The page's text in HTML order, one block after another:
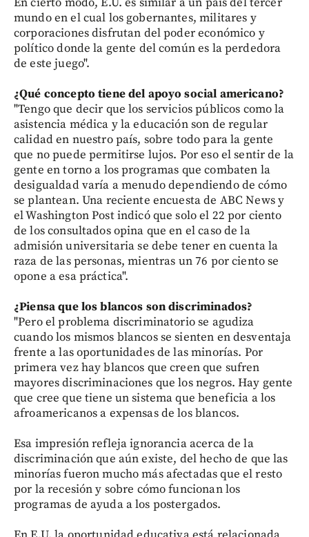
mundo en el cual los gobernantes, militares y
corporaciones disfrutan del poder económico y
político donde la gente del común es la perdedora
de este juego".
¿Qué concepto tiene del apoyo social americano?
"Tengo que decir que los servicios públicos como la
asistencia médica y la educación son de regular
calidad en nuestro país, sobre todo para la gente
que no puede permitirse lujos. Por eso el sentir de la
gente en torno a los programas que combaten la
desigualdad varía a menudo dependiendo de cómo
se plantean. Una reciente encuesta de ABC News y
el Washington Post indicó que solo el 22 por ciento
de los consultados opina que en el caso de la
admisión universitaria se debe tener en cuenta la
raza de las personas, mientras un 76 por ciento se
opone a esa práctica".
¿Piensa que los blancos son discriminados?
"Pero el problema discriminatorio se agudiza
cuando los mismos blancos se sienten en desventaja
frente a las oportunidades de las minorías. Por
primera vez hay blancos que creen que sufren
mayores discriminaciones que los negros. Hay gente
que cree que tiene un sistema que beneficia a los
afroamericanos a expensas de los blancos.
Esa impresión refleja ignorancia acerca de la
discriminación que aún existe, del hecho de que las
minorías fueron mucho más afectadas que el resto
por la recesión y sobre cómo funcionan los
programas de ayuda a los postergados.